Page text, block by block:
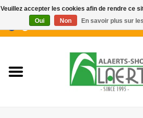
Nouveautés
Veuillez accepter les cookies afin de rendre ce
Oui
Non En savoir plus sur